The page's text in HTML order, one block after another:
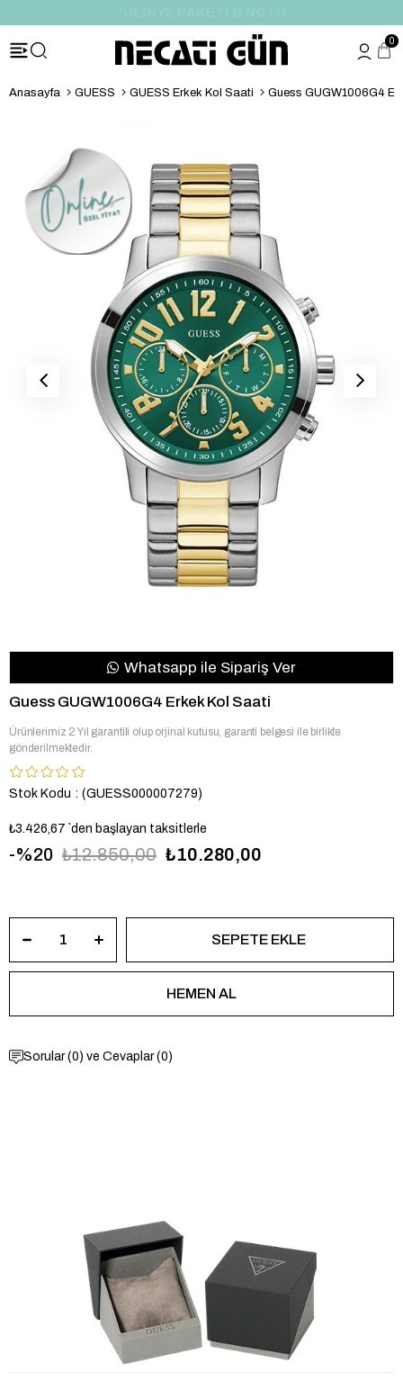
0
Anasayfa GUESS GUESS Erkek Kol Saati Guess GUGW1006G4
Whatsapp ile Sipariş Ver
Guess GUGW1006G4 Erkek Kol Saati
Ürünlerimiz 2 Yıl garantili olup orjinal kutusu, garanti belgesi ile birlikte
gönderilmektedir.
Stok Kodu (GUESS000007279)
₺3.426,67 `den başlayan taksitlerle
20 ₺12.850,00 ₺10.280,00
Sorular (0) ve Cevaplar (0)